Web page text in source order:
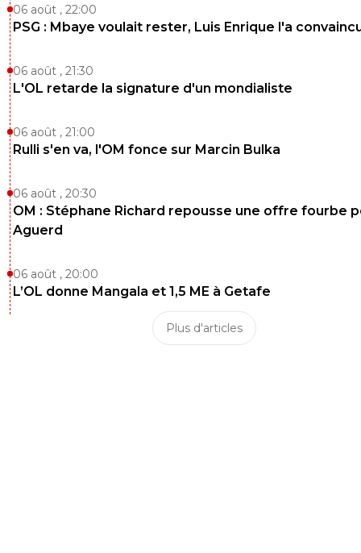
06 août , 22:00
PSG : Mbaye voulait rester, Luis Enrique l'a
06 août , 21:30
L'OL retarde la signature d'un mondialiste
06 août , 21:00
Rulli s'en va, l'OM fonce sur Marcin Bulka
06 août , 20:30
OM : Stéphane Richard repousse une offre fourbe
Aguerd
06 août , 20:00
L’OL donne Mangala et 1,5 ME à Getafe
Plus d'articles